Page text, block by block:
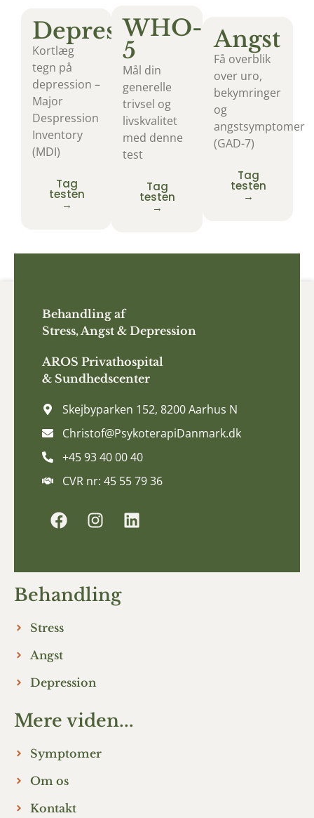
Depression
Kortlæg
tegn på
depression –
Major
Despression
Inventory
(MDI)
Tag
testen
→
WHO-
5
Mål din
generelle
trivsel og
livskvalitet
med denne
test
Tag
testen
→
Angst
Få overblik
over uro,
bekymringer
og
angstsymptomer
(GAD-7)
Tag
testen
→
Behandling af
Stress, Angst & Depression
AROS Privathospital
& Sundhedscenter
Skejbyparken 152, 8200 Aarhus N
Christof@PsykoterapiDanmark.dk
+45 93 40 00 40
CVR nr: 45 55 79 36
Behandling
Stress
Angst
Depression
Mere viden...
Symptomer
Om os
Kontakt